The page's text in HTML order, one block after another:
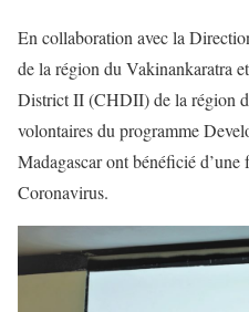
En collaboration avec la
de la région du Vakinankaratra
District II (CHDII) de la région
volontaires du programme
Madagascar ont bénéficié
Coronavirus.